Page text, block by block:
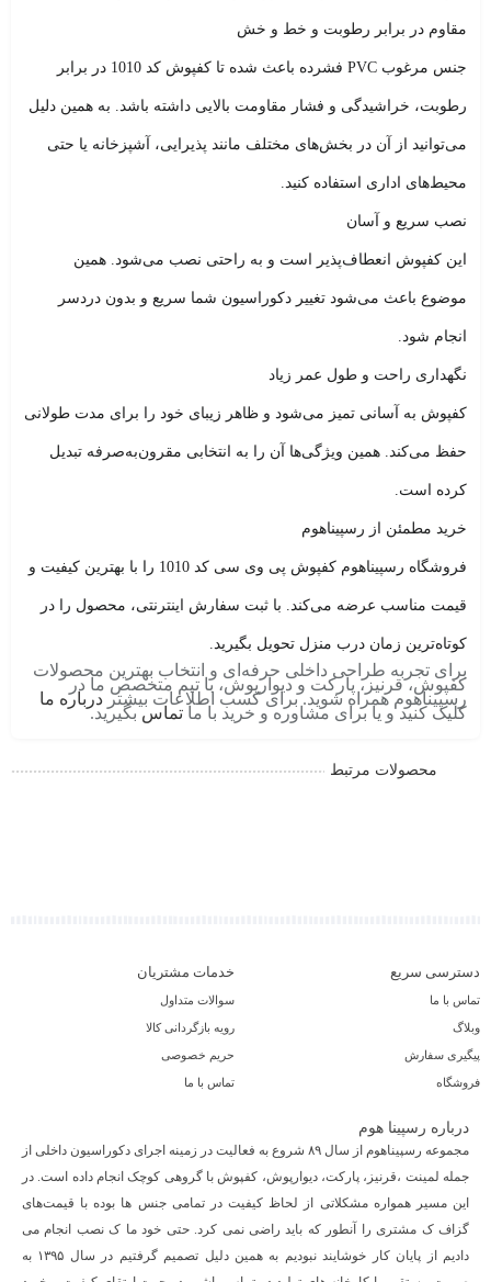
مقاوم در برابر رطوبت و خط و خش
جنس مرغوب PVC فشرده باعث شده تا کفپوش کد 1010 در برابر
رطوبت، خراشیدگی و فشار مقاومت بالایی داشته باشد. به همین دلیل
می‌توانید از آن در بخش‌های مختلف مانند پذیرایی، آشپزخانه یا حتی
محیط‌های اداری استفاده کنید.
نصب سریع و آسان
این کفپوش انعطاف‌پذیر است و به راحتی نصب می‌شود. همین
موضوع باعث می‌شود تغییر دکوراسیون شما سریع و بدون دردسر
انجام شود.
نگهداری راحت و طول عمر زیاد
کفپوش به آسانی تمیز می‌شود و ظاهر زیبای خود را برای مدت طولانی
حفظ می‌کند. همین ویژگی‌ها آن را به انتخابی مقرون‌به‌صرفه تبدیل
کرده است.
خرید مطمئن از رسپیناهوم
فروشگاه رسپیناهوم کفپوش پی وی سی کد 1010 را با بهترین کیفیت و
قیمت مناسب عرضه می‌کند. با ثبت سفارش اینترنتی، محصول را در
کوتاه‌ترین زمان درب منزل تحویل بگیرید.
برای تجربه طراحی داخلی حرفه‌ای و انتخاب بهترین محصولات
کفپوش، قرنیز، پارکت و دیوارپوش، با تیم متخصص ما در
رسپیناهوم همراه شوید. برای کسب اطلاعات بیشتر درباره ما
کلیک کنید و یا برای مشاوره و خرید با ما تماسبگیرید.
محصولات مرتبط
دسترسی سریع
تماس با ما
وبلاگ
پیگیری سفارش
فروشگاه
خدمات مشتریان
سوالات متداول
رویه بازگردانی کالا
حریم خصوصی
تماس با ما
درباره رسپینا هوم
مجموعه رسپیناهوم از سال ۸۹ شروع به فعالیت در زمینه اجرای دکوراسیون داخلی از
جمله لمینت ،قرنیز، پارکت، دیوارپوش، کفپوش با گروهی کوچک انجام داده است. در
این مسیر همواره مشکلاتی از لحاظ کیفیت در تمامی جنس ها بوده با قیمت‌های
گزاف ک مشتری را آنطور که باید راضی نمی کرد. حتی خود ما ک نصب انجام می
دادیم از پایان کار خوشایند نبودیم به همین دلیل تصمیم گرفتیم در سال ۱۳۹۵ به